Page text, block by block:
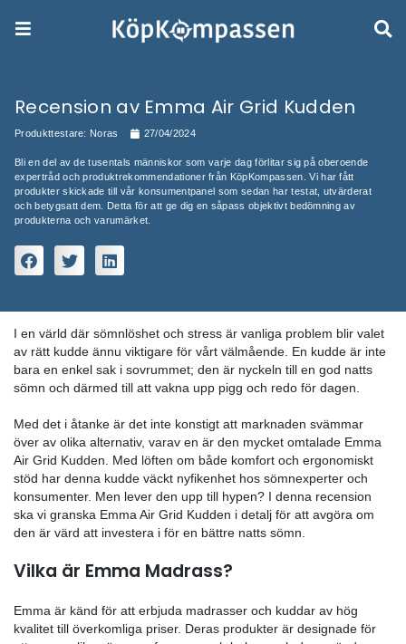
Recension av Emma Air Grid
Produkttestare:Noras 27/04/2024
Bli en del av de tusentals människor som varje dag förlitar sig på
expertråd och produktrekommendationer från KöpKompassen. Vi
och betygsatt dem. Detta för att ge dig en såpass objektivt
produkterna och varumärket.
I en värld där sömnlöshet och stress är vanliga
av rätt kudde ännu viktigare för vårt välmående. En
bara en enkel sak i sovrummet; den är nyckeln till en
sömn och därmed till att vakna upp pigg och redo för
Med det i åtanke är det inte konstigt att marknaden
Air Grid Kudden. Med löften om både komfort och
konsumenter. Men lever den upp till hypen? I denna